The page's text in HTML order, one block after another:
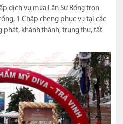
dịch vụ múa Lân Sư Rồng trọn
1 Chập cheng phục vụ tại các
phát, khánh thành, trung thu, tất